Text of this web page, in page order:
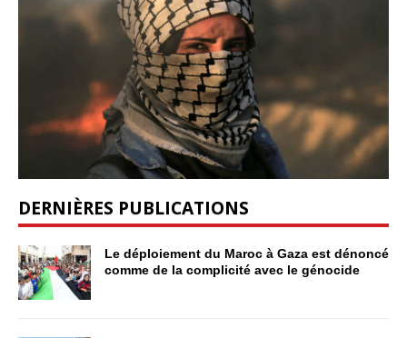
DERNIÈRES PUBLICATIONS
Le déploiement du Maroc à Gaza est dénoncé
comme de la complicité avec le génocide